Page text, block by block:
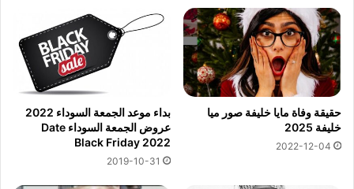
حقيقة وفاة مايا خليفة صور ميا
خليفة 2025
2022-12-04
بداء موعد الجمعة السوداء 2022
عروض الجمعة السوداء Date
Black Friday 2022
2019-10-31